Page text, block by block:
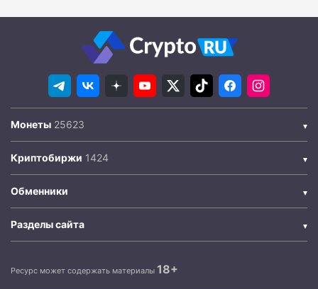
Монеты
Криптобиржи
Обменники
Разделы сайта
Ресурс может содержать материалы 18+